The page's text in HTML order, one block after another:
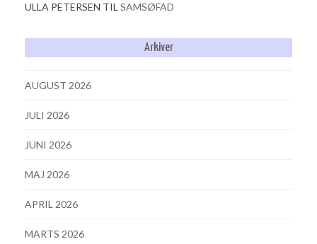
ULLA PETERSEN TILSAMSØFAD
Arkiver
AUGUST 2026
JULI 2026
JUNI 2026
MAJ 2026
APRIL 2026
MARTS 2026